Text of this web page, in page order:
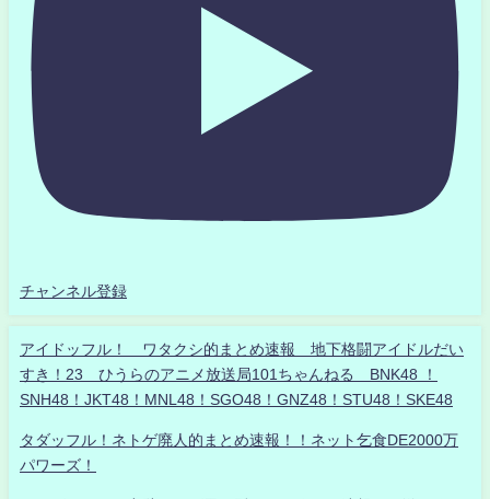
チャンネル登録
アイドッフル！ ワタクシ的まとめ速報 地下格闘アイドルだい
すき！23 ひうらのアニメ放送局101ちゃんねる BNK48 ！
SNH48！JKT48！MNL48！SGO48！GNZ48！STU48！SKE48
タダッフル！ネトゲ廃人的まとめ速報！！ネット乞食DE2000万
パワーズ！